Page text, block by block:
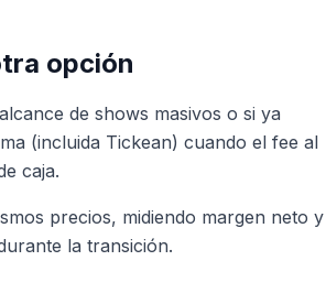
opción
de shows masivos o si ya
(incluida Tickean) cuando el fee al
caja.
precios, midiendo margen neto y
la transición.